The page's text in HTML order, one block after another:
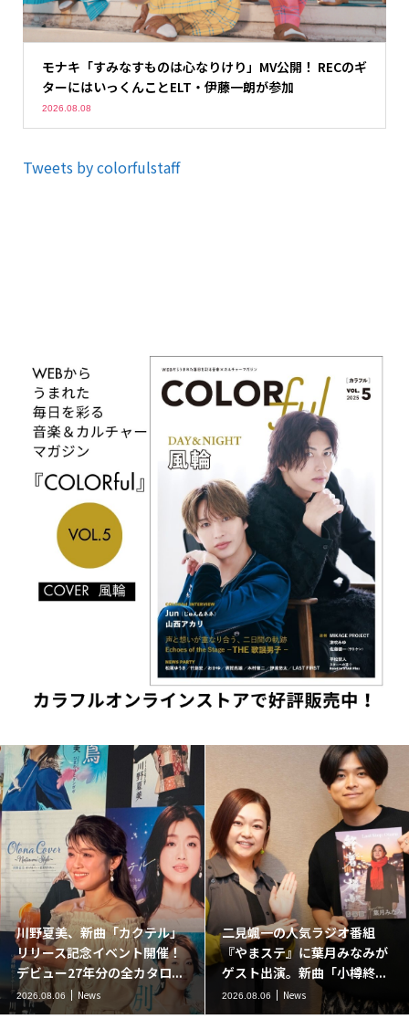
モナキ「すみなすものは心なりけり」MV公開！ RECのギ
ターにはいっくんことELT・伊藤一朗が参加
2026.08.08
Tweets by colorfulstaff
川野夏美、新曲「カクテル」
リリース記念イベント開催！
デビュー27年分の全カタロ...
2026.08.06 News
二見颯一の人気ラジオ番組
『やまステ』に葉月みなみが
ゲスト出演。新曲「小樽終...
2026.08.06 News